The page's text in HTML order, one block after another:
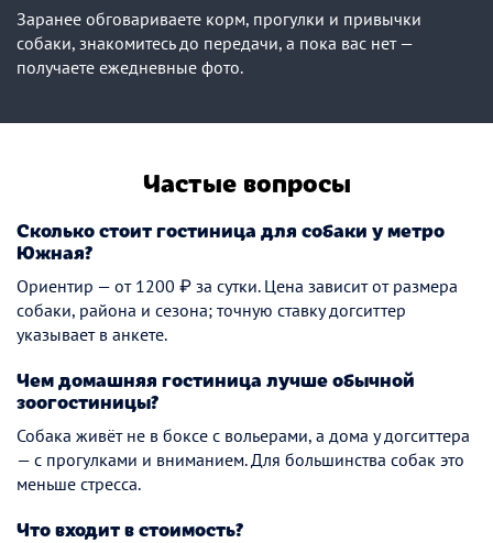
Заранее обговариваете корм, прогулки и привычки
собаки, знакомитесь до передачи, а пока вас нет —
получаете ежедневные фото.
Частые вопросы
Сколько стоит гостиница для собаки у метро
Южная?
Ориентир — от 1200 ₽ за сутки. Цена зависит от размера
собаки, района и сезона; точную ставку догситтер
указывает в анкете.
Чем домашняя гостиница лучше обычной
зоогостиницы?
Собака живёт не в боксе с вольерами, а дома у догситтера
— с прогулками и вниманием. Для большинства собак это
меньше стресса.
Что входит в стоимость?